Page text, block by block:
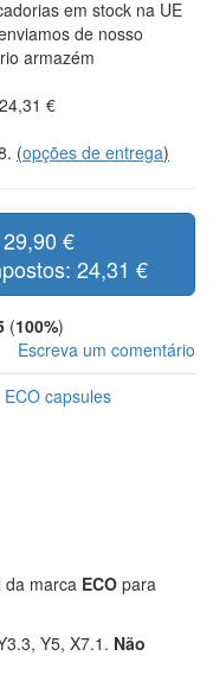
em stock na UE
de nosso
armazém
€
(opções de entrega)
29,90 €
24,31 €
(100%)
Escreva um comentário
ECO capsules
da marca ECO para
Y5, X7.1. Não